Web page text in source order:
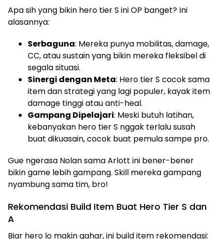
Apa sih yang bikin hero tier S ini OP banget? Ini
alasannya:
Serbaguna: Mereka punya mobilitas, damage,
CC, atau sustain yang bikin mereka fleksibel di
segala situasi.
Sinergi dengan Meta: Hero tier S cocok sama
item dan strategi yang lagi populer, kayak item
damage tinggi atau anti-heal.
Gampang Dipelajari: Meski butuh latihan,
kebanyakan hero tier S nggak terlalu susah
buat dikuasain, cocok buat pemula sampe pro.
Gue ngerasa Nolan sama Arlott ini bener-bener
bikin game lebih gampang. Skill mereka gampang
nyambung sama tim, bro!
Rekomendasi Build Item Buat Hero Tier S dan
A
Biar hero lo makin gahar, ini build item rekomendasi: